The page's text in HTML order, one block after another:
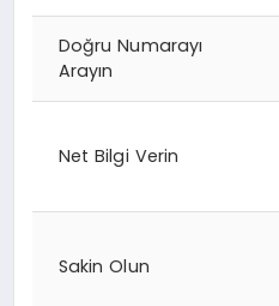
Doğru Numarayı
Arayın
Net Bilgi Verin
Sakin Olun